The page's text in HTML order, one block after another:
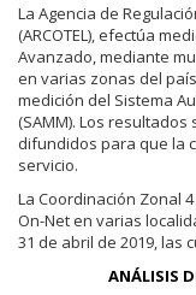
La Agencia de
(ARCOTEL), efectúa
Avanzado, mediante
en varias zonas del
medición del Sistema
(SAMM). Los
difundidos para que la
servicio.
La Coordinación Zonal
On-Net en varias
31 de abril de 2019, las
ANÁLISIS